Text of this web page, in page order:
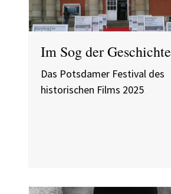
Im Sog der Geschichte
Das Potsdamer Festival des
historischen Films 2025